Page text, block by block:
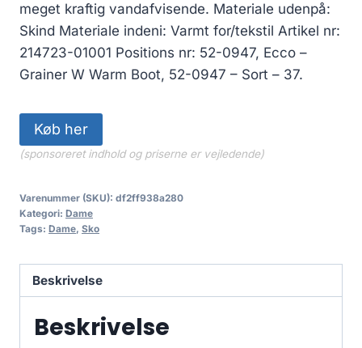
meget kraftig vandafvisende. Materiale udenpå:
Skind Materiale indeni: Varmt for/tekstil Artikel nr:
214723-01001 Positions nr: 52-0947, Ecco –
Grainer W Warm Boot, 52-0947 – Sort – 37.
Køb her
(sponsoreret indhold og priserne er vejledende)
Varenummer (SKU): df2ff938a280
Kategori: Dame
Tags: Dame, Sko
Beskrivelse
Beskrivelse